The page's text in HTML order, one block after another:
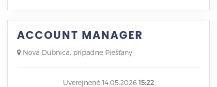
ACCOUNT MANAGER
Nová Dubnica, prípadne Piešťany
Uverejnené 14.05.2026 15:22